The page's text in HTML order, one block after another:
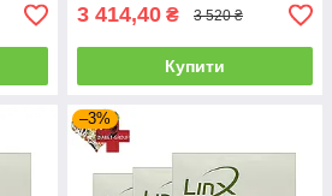
3 414,40 ₴ 3 520 ₴
Купити
–3%